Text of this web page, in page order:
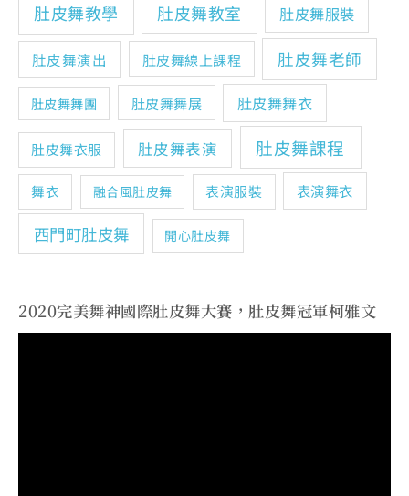
肚皮舞教學
肚皮舞教室 肚皮舞服裝
肚皮舞演出 肚皮舞線上課程 肚皮舞老師
肚皮舞舞團 肚皮舞舞展 肚皮舞舞衣
肚皮舞衣服 肚皮舞表演 肚皮舞課程
舞衣 融合風肚皮舞 表演服裝 表演舞衣
西門町肚皮舞 開心肚皮舞
2020完美舞神國際肚皮舞大賽，肚皮舞冠軍柯雅文